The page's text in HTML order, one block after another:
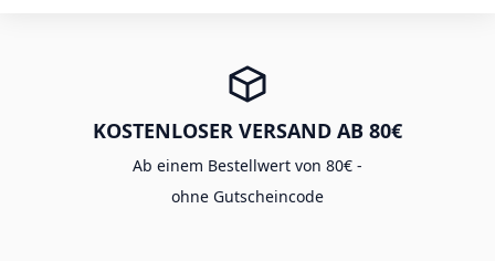
KOSTENLOSER VERSAND AB 80€
Ab einem Bestellwert von 80€ -
ohne Gutscheincode